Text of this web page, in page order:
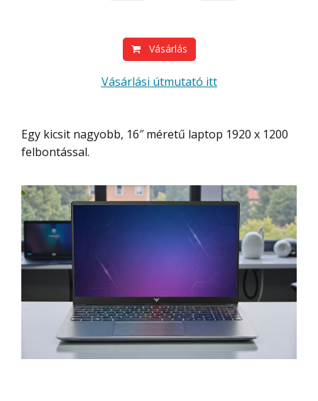
Vásárlás
Vásárlási útmutató itt
Egy kicsit nagyobb, 16″ méretű laptop 1920 x 1200
felbontással.